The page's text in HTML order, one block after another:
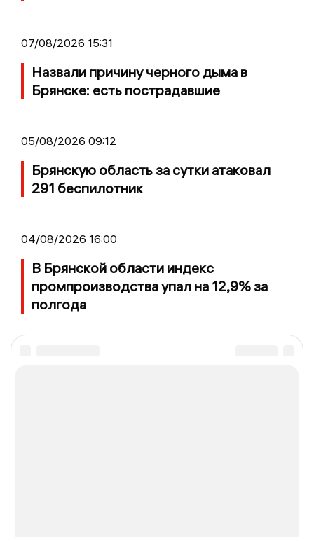
07/08/2026 15:31
Назвали причину черного дыма в
Брянске: есть пострадавшие
05/08/2026 09:12
Брянскую область за сутки атаковал
291 беспилотник
04/08/2026 16:00
В Брянской области индекс
промпроизводства упал на 12,9% за
полгода